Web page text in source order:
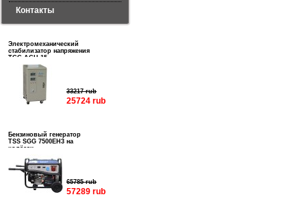
Контакты
Электромеханический
стабилизатор напряжения
ТСС АСН-15
33217 rub
25724 rub
Бензиновый генератор
TSS SGG 7500EH3 на
колёсах
65785 rub
57289 rub